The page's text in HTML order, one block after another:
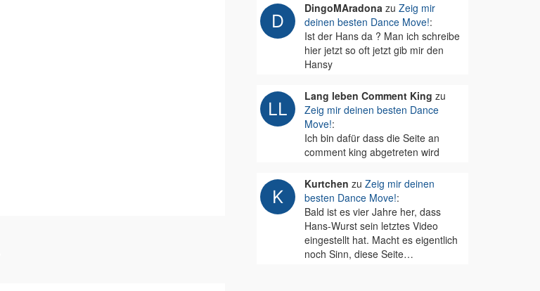
DingoMAradonazu Zeig mir
deinen besten Dance Move!:
Ist der Hans da ? Man ich schreibe
hier jetzt so oft jetzt gib mir den
Hansy
Lang leben Comment King zu
Zeig mir deinen besten Dance
Move!:
Ich bin dafür dass die Seite an
comment king abgetreten wird
Kurtchen zu Zeig mir deinen
besten Dance Move!:
Bald ist es vier Jahre her, dass
Hans-Wurst sein letztes Video
eingestellt hat. Macht es eigentlich
noch Sinn, diese Seite…